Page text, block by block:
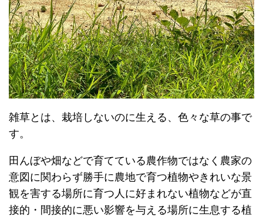
雑草とは、栽培しないのに生える、色々な草の事で
す。
田んぼや畑などで育てている農作物ではなく農家の
意図に関わらず勝手に農地で育つ植物やきれいな景
観を害する場所に育つ人に好まれない植物などが直
接的・間接的に悪い影響を与える場所に生息する植